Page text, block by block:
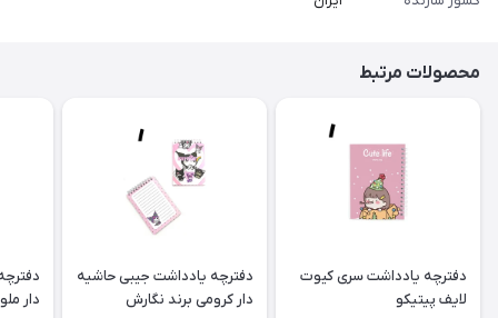
محصولات مرتبط
دفترچه یادداشت سری کیوت
لایف پیتیکو
دفترچه یادداشت جیبی حاشیه
دار کرومی برند نگارش
دار